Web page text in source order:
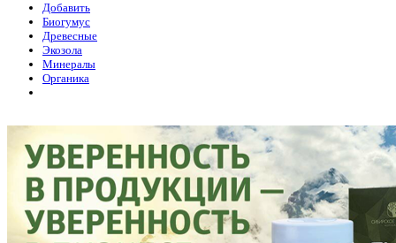
Добавить
Биогумус
Древесные
Экозола
Минералы
Органика